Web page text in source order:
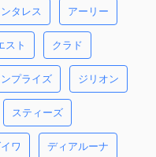
タレス アーリー
スト クラド
プライズ ジリオン
スティーズ
ワ ディアルーナ